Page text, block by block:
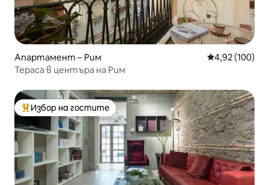
Апартамент – Рим Средна
4,92 (100)
Тераса в центъра на Рим
Най-популярен избор на гостите
Избор на гостите